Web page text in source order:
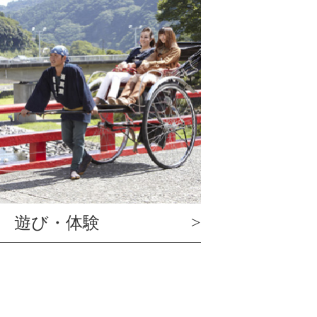
遊び・体験